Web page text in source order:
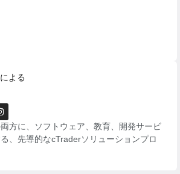
による
方に、ソフトウェア、教育、開発サービ
、先導的なcTraderソリューションプロ